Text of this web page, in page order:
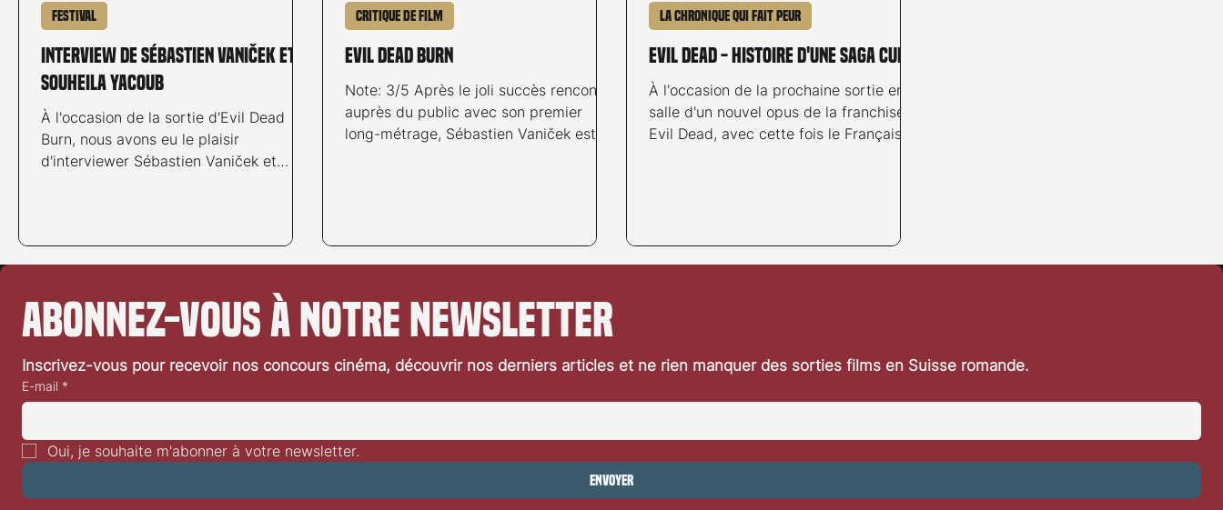
Interview de Sébastien Vaniček et
Souheila Yacoub
À l'occasion de la sortie d'Evil Dead
Burn, nous avons eu le plaisir
d'interviewer Sébastien Vaniček et
présenter le dernier long-métrage du
réalisateur français. Sébastien Vaniček
Souheila Yacoub Pour aller plus loin:
Lire la critique d'Evil Dead Burn, par
Sandro Paulo Lire l'article sur la saga
Evil Dead, par Sandro Paulo
Festival
EVIL DEAD BURN
Note: 3/5 Après le joli succès rencontré
auprès du public avec son premier
long-métrage, Sébastien Vaniček est
voiture, Alice se rend dans la maison
familiale du défunt afin de partager un
un dernier hommage au disparu. Le
séjour tourne très vite au cauchemar
Critique de film
Evil Dead - Histoire d'une saga culte
À l'occasion de la prochaine sortie en
salle d'un nouvel opus de la franchise
Evil Dead, avec cette fois le Français
en 1981, Sam Raimi ne le sait pas
encore, mais il va réaliser un film qui
La chronique qui fait peur
Abonnez-vous à notre newsletter
Inscrivez-vous pour recevoir nos concours cinéma, découvrir nos derniers articles et ne rien manquer des sorties films en Suisse romande.
E-mail *
Oui, je souhaite m'abonner à votre newsletter.
Envoyer